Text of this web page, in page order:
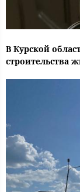
В Курской
строительства